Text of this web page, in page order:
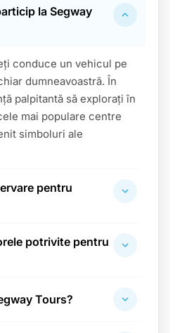
la Segway
conduce un vehicul pe
dumneavoastră. În
palpitantă să explorați în
mai populare centre
simboluri ale
pentru
potrivite pentru
Tours?